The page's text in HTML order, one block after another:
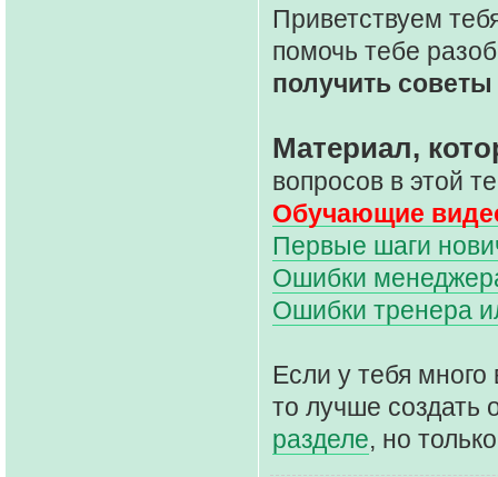
Приветствуем
помочь тебе
получить советы
Материал,
вопросов в этой
Обучающие
Первые шаги
Ошибки
Ошибки тренера
Если у тебя много
то лучше создать
разделе, но